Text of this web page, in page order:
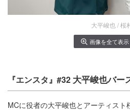
大平峻也 / 桜
画像を全て表示
『エンスタ』#32 大平峻也バー
MCに役者の大平峻也とアーティス